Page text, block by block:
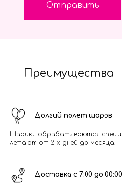
Отправить
Преимущества
Долгий полет шаров
Шарики обрабатываются
летают от 2-х дней до месяца.
Доставка с 7:00 до 00:00